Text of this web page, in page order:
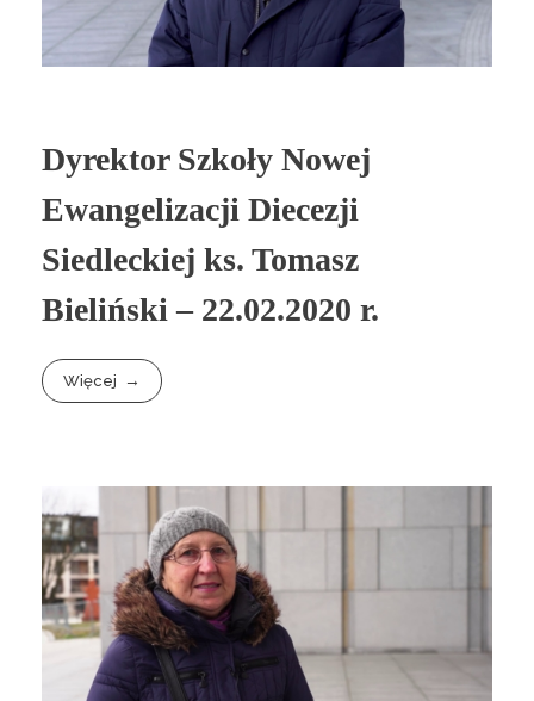
Dyrektor Szkoły Nowej
Ewangelizacji Diecezji
Siedleckiej ks. Tomasz
Bieliński – 22.02.2020 r.
Więcej